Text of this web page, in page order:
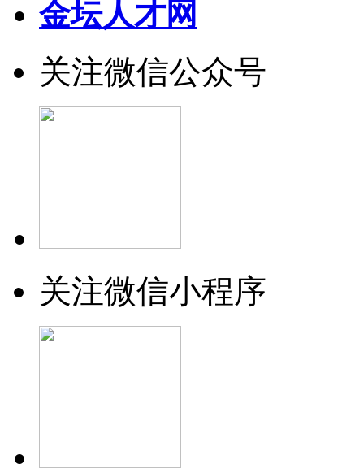
金坛人才网
关注微信公众号
关注微信小程序